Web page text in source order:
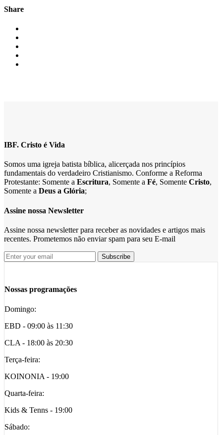
Share
IBF. Cristo é Vida
Somos uma igreja batista bíblica, alicerçada nos princípios
fundamentais do verdadeiro Cristianismo. Conforme a Reforma
Protestante: Somente a Escritura, Somente a Fé, Somente Cristo,
Somente a Deus a Glória;
Assine nossa Newsletter
Assine nossa newsletter para receber as novidades e artigos mais
recentes. Prometemos não enviar spam para seu E-mail
Nossas programações
Domingo:
EBD - 09:00 às 11:30
CLA - 18:00 às 20:30
Terça-feira:
KOINONIA - 19:00
Quarta-feira:
Kids & Tenns - 19:00
Sábado: